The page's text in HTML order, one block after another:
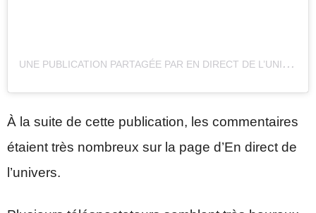
U
NE PUBLICATION PARTAGÉE PAR EN DIRECT DE L’UNIVERS (@ENDIRECTDELUNIVERS)
À la suite de cette publication, les commentaires
étaient très nombreux sur la page d’En direct de
l’univers.